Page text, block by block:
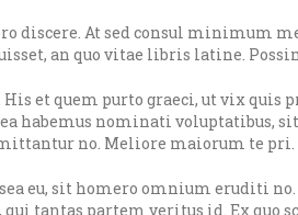
At sed consul minimum
an quo vitae libris latine.
et quem purto graeci, ut vix quis
habemus nominati voluptatibus,
no. Meliore maiorum te pri.
eu, sit homero omnium eruditi no.
tantas partem veritus id. Ex quo